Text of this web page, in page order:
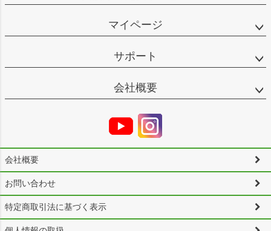
マイページ
サポート
会社概要
会社概要
お問い合わせ
特定商取引法に基づく表示